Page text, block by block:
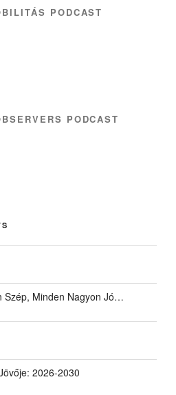
PODCAST
PODCAST
Szép, Minden Nagyon Jó…
2026-2030